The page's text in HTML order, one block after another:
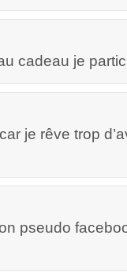
cadeau je
je rêve trop
pseudo